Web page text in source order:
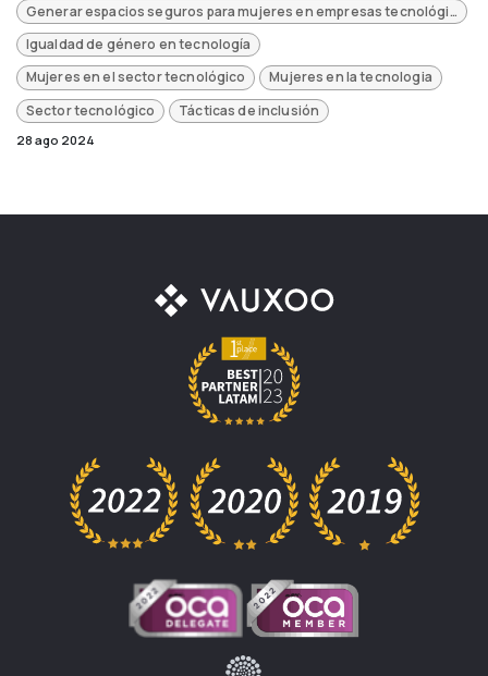
Generar espacios seguros para mujeres en empresas tecnológicas
Igualdad de género en tecnología
Mujeres en el sector tecnológico
Mujeres en la tecnologia
Sector tecnológico
Tácticas de inclusión
28 ago 2024